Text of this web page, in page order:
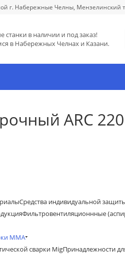
г. Набережные Челны, Мензелинский
станки в наличии и под заказ!
в Набережных Челнах и Казани.
ARC 220
Средства индивидуальной
Фильтровентиляционнные
MMA
сварки MigПринадлежности